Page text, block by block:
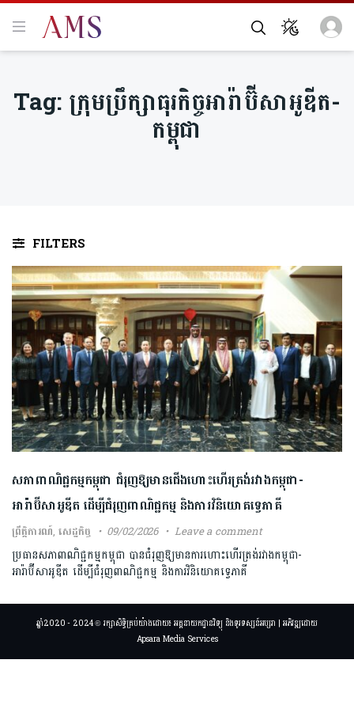
Tag:ក្រុមប្រឹក្សាធុរកិច្ចអារ៉ាប៊ីសាអូឌីត-
កម្ពុជា
FILTERS
សភាពាណិជ្ជកម្មកម្ពុជា ជំរុញឱ្យមានជើងហោះហើរត្រង់រវាងកម្ពុជា-
អារ៉ាប៊ីសាអូឌីត ដើម្បីជំរុញពាណិជ្ជកម្ម​ និងការវិនិយោគទ្វេភាគី
ព្រឹត្តិការណ៍,សេដ្ឋកិច្ច 09/02/2026 Leave a comment
ប្រធានសភាពាណិជ្ជកម្មកម្ពុជា បានជំរុញឱ្យមានការហោះហើរត្រង់រវាងកម្ពុជា-
អារ៉ាប៊ីសាអូឌីត ដើម្បីជំរុញពាណិជ្ជកម្ម​ និងការវិនិយោគទ្វេភាគី​
ឆ្នាំ2020 - 2024 © រក្សាសិទ្ធិគ្រប់យ៉ាងដោយ៖ អគ្គនាយកដ្ឋានវិទ្យុ និងទូរទស្សន៍អប្សរា | អភិវឌ្ឍដោយ
Apsara Media Services